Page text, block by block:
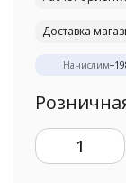
Доставка
Начислим+